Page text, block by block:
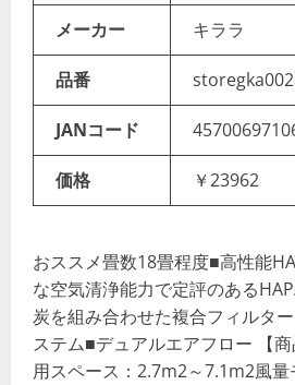
メーカー キララ
品番
JANコード
価格 ￥23962
おススメ畳数18畳程度■高性能
な空気清浄能力で定評のある
炭を組み合わせた複合フィルタ
ステム■デュアルエアフロー 【
用スペース：2.7m2～7.1m2風量